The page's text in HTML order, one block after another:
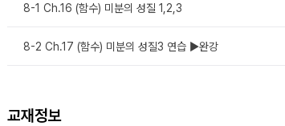
8-1 Ch.16 (함수) 미분의 성질 1,2,3
8-2 Ch.17 (함수) 미분의 성질3 연습 ▶완강
교재정보